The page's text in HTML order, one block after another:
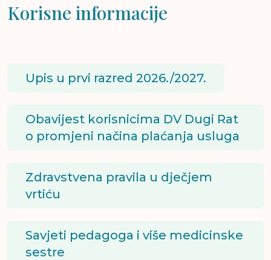
Korisne informacije
Upis u prvi razred 2026./2027.
Obavijest korisnicima DV Dugi Rat
o promjeni načina plaćanja usluga
Zdravstvena pravila u dječjem
vrtiću
Savjeti pedagoga i više medicinske
sestre